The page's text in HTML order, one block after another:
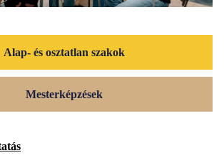
Alap- és osztatlan szakok
Mesterképzések